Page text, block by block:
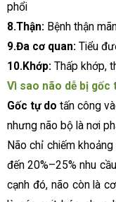
phổi
8.Thận: Bệnh thận
9.Đa cơ quan: Tiểu
10.Khớp: Thấp khớp,
Vì sao não dễ bị gốc
Gốc tự do tấn công
nhưng não bộ là nơi
Não chỉ chiếm
đến 20%–25% nhu
cạnh đó, não còn là